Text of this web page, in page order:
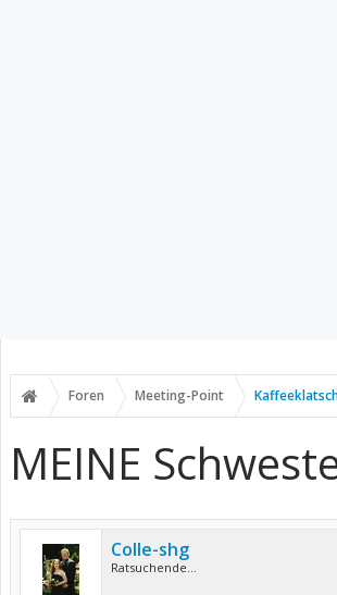
Foren Meeting-Point
MEINE
Colle-shg
Ratsuchende...